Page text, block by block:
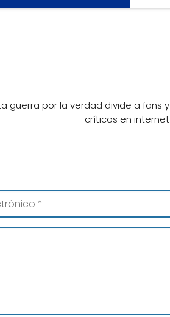
guerra por la verdad divide a fans y
críticos en internet